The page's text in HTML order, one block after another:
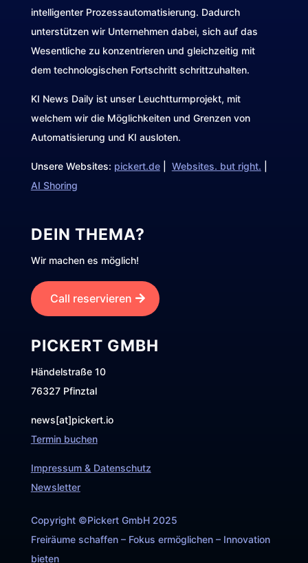
intelligenter Prozessautomatisierung. Dadurch
unterstützen wir Unternehmen dabei, sich auf das
Wesentliche zu konzentrieren und gleichzeitig mit
dem technologischen Fortschritt schrittzuhalten.
KI News Daily ist unser Leuchtturmprojekt, mit
welchem wir die Möglichkeiten und Grenzen von
Automatisierung und KI ausloten.
Unsere Websites: pickert.de| Websites. but right.
AI Shoring
DEIN THEMA?
Wir machen es möglich!
Call reservieren
PICKERT GMBH
Händelstraße 10
76327 Pfinztal
news[at]pickert.io
Termin buchen
Impressum & Datenschutz
Newsletter
Copyright ©Pickert GmbH 2025
Freiräume schaffen – Fokus ermöglichen – Innovation
bieten